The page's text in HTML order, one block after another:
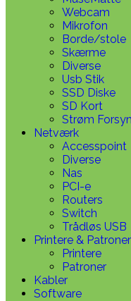
Webcam
Mikrofon
Borde/stole
Skærme
Diverse
Usb Stik
SSD Diske
SD Kort
Strøm
Netværk
Accesspoint
Diverse
Nas
PCI-e
Routers
Switch
Trådløs USB
Printere & Patroner
Printere
Patroner
Kabler
Software